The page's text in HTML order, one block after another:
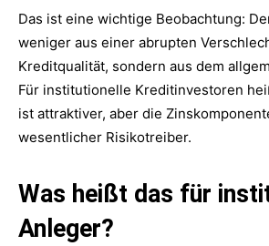
Das ist eine wichtige Beobachtung:
weniger aus einer abrupten
Kreditqualität, sondern aus dem
Für institutionelle Kreditinvestoren
ist attraktiver, aber die
wesentlicher Risikotreiber.
Was heißt das für
Anleger?